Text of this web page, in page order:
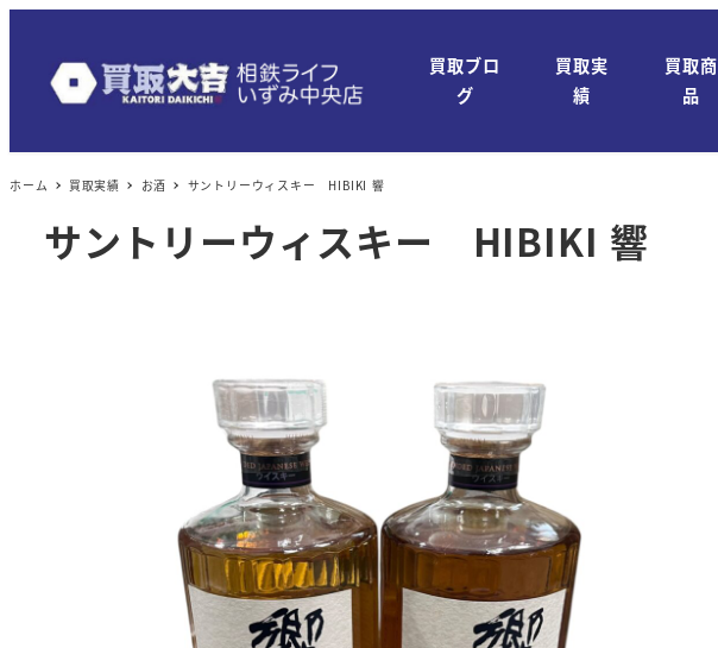
買取ブロ
グ
買取実
績
買取商
品
ホーム 買取実績 お酒 サントリーウィスキー HIBIKI 響
サントリーウィスキー HIBIKI 響